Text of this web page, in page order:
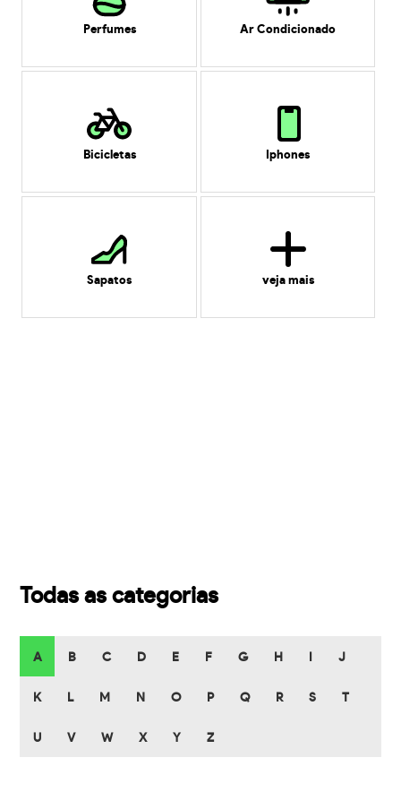
Perfumes Ar Condicionado
Bicicletas Iphones
Sapatos veja mais
Todas as categorias
A B C D E F G H J
K L M N O P Q R S T
U V W X Y Z